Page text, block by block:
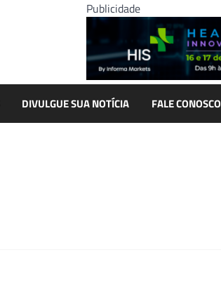
Publicidade
DIVULGUE SUA NOTÍCIA FALE CONOSCO